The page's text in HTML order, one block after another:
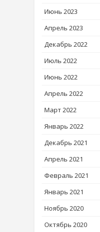
Июнь 2023
Апрель 2023
Декабрь 2022
Июль 2022
Июнь 2022
Апрель 2022
Март 2022
Январь 2022
Декабрь 2021
Апрель 2021
Февраль 2021
Январь 2021
Ноябрь 2020
Октябрь 2020